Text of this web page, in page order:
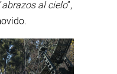
abrazos al cielo”,